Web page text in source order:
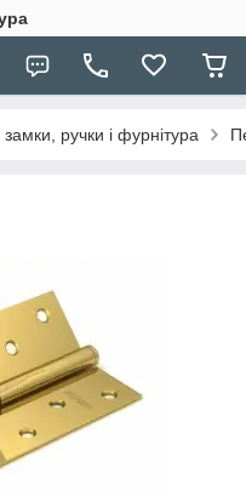
замки, ручки і фурнітура